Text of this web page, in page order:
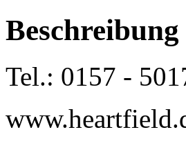
Beschreibung
Tel.: 0157 -